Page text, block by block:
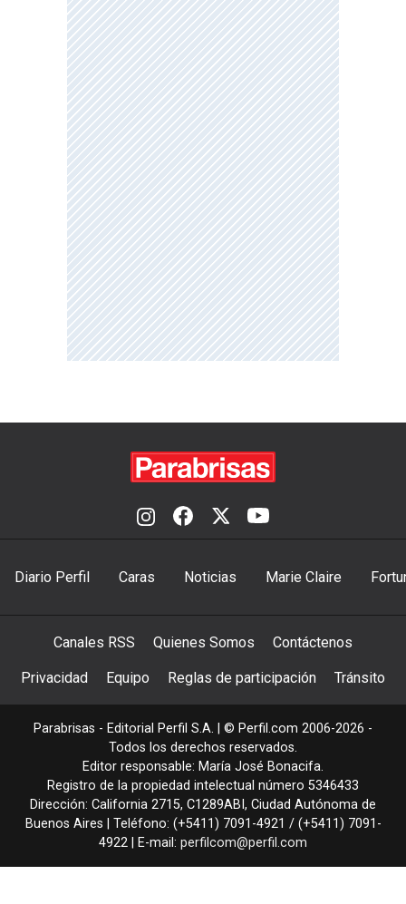
Diario Perfil Caras Noticias Marie Claire
Canales RSS Quienes Somos Contáctenos
Privacidad Equipo Reglas de participación Tránsito
Parabrisas - Editorial Perfil S.A. | © Perfil.com 2006-2026 -
Todos los derechos reservados.
Editor responsable: María José Bonacifa.
Registro de la propiedad intelectual número 5346433
Dirección: California 2715, C1289ABI , Ciudad Autónoma de
Buenos Aires | Teléfono: (+5411) 7091-4921 / (+5411) 7091-
4922 | E-mail: perfilcom@perfil.com